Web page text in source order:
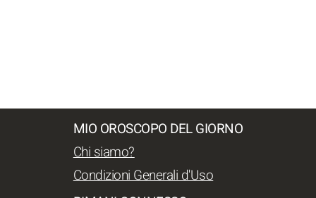
MIO OROSCOPO DEL GIORNO
Chi siamo?
Condizioni Generali d'Uso